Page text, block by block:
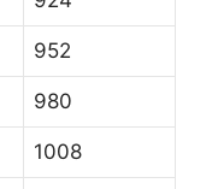
952
980
1008